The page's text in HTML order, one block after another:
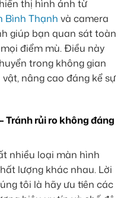
thị hình ảnh từ
Bình Thạnh và camera
giúp bạn quan sát toàn
điểm mù. Điều này
trong không gian
nâng cao đáng kể sự
Tránh rủi ro không đáng
nhiều loại màn hình
lượng khác nhau. Lời
tôi là hãy ưu tiên các